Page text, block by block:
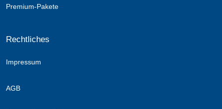
Premium-Pakete
Rechtliches
Impressum
AGB